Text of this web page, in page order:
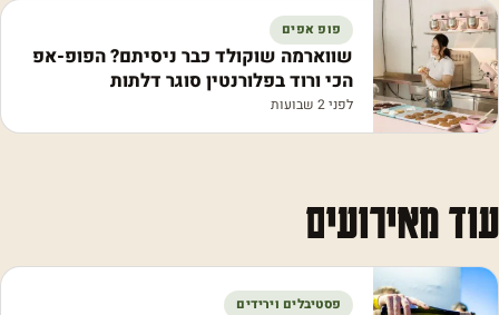
פופ אפים
שווארמה שוקולד כבר ניסיתם? הפופ-אפ
הכי ורוד בפלורנטין סוגר דלתות
לפני 2 שבועות
עוד מאירועים
פסטיבלים וירידים